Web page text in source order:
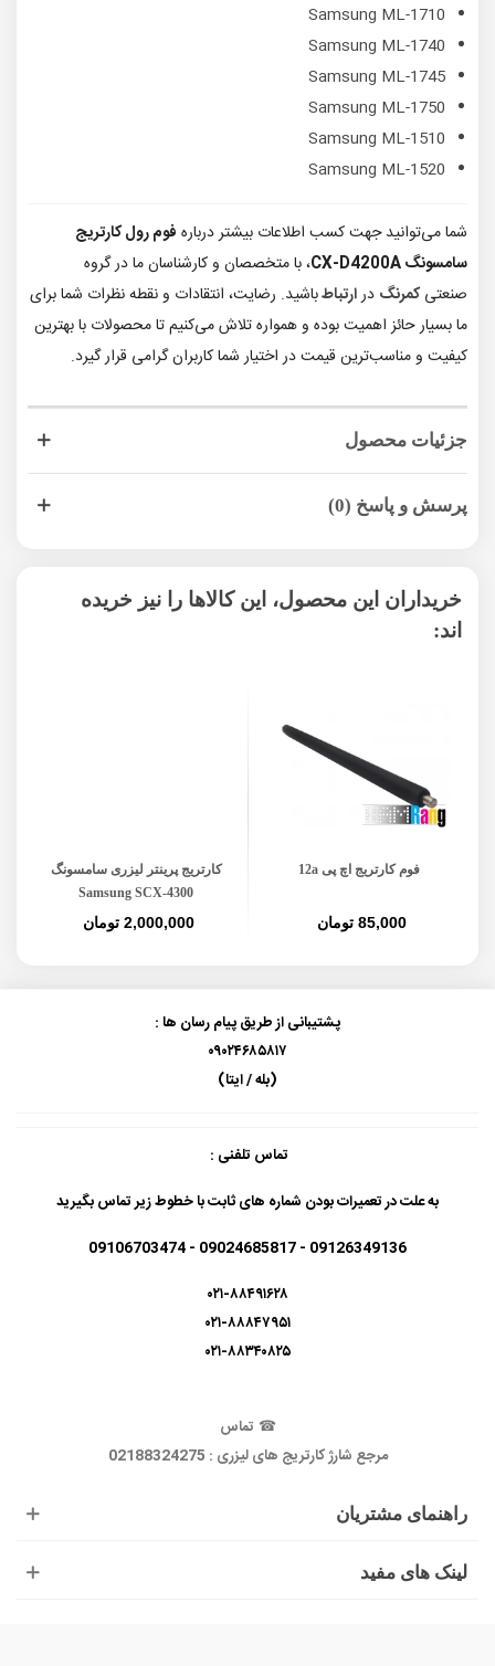
Samsung ML-1710
Samsung ML-1740
Samsung ML-1745
Samsung ML-1750
Samsung ML-1510
Samsung ML-1520
شما می‌توانید جهت کسب اطلاعات بیشتر درباره فوم رول کارتریج
سامسونگ CX-D4200A
، با متخصصان و کارشناسان ما در گروه
صنعتیکمرنگ درارتباطباشید. رضایت، انتقادات و نقطه نظرات شما برای
ما بسیار حائز اهمیت بوده و همواره تلاش می‌کنیم تا محصولات با بهترین
کیفیت و مناسب‌ترین قیمت در اختیار شما کاربران گرامی قرار گیرد.
جزئیات محصول
پرسش و پاسخ (0)
خریداران این محصول، این کالاها را نیز خریده
اند:
فوم کارتریج اچ پی 12a
85,000 تومان
کارتریج پرینتر لیزری سامسونگ
Samsung SCX-4300
2,000,000 تومان
راهنمای مشتریان
لینک های مفید
پشتیبانی از طریق پیام رسان ها :
۰۹۰۲۴۶۸۵۸۱۷
(بله / ایتا)
تماس تلفنی :
به علت در تعمیرات بودن شماره های ثابت با خطوط زیر تماس بگیرید
09126349136 - 09024685817 - 09106703474
۰۲۱-۸۸۴۹۱۶۲۸
۰۲۱-۸۸۸۴۷۹۵۱
۰۲۱-۸۸۳۴۰۸۲۵
☎ تماس
مرجع شارژ کارتریج های لیزری : 02188324275